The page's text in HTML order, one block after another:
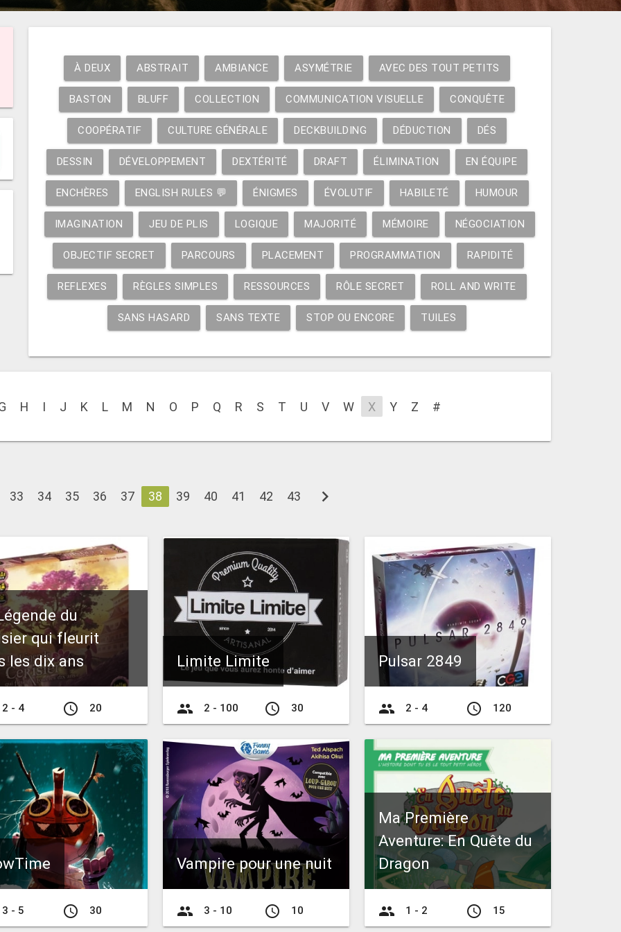
À DEUX ABSTRAIT AMBIANCE ASYMÉTRIE AVEC DES TOUT PETITS
BASTON BLUFF COLLECTION COMMUNICATION VISUELLE CONQUÊTE
COOPÉRATIF CULTURE GÉNÉRALE DECKBUILDING DÉDUCTION DÉS
DESSIN DÉVELOPPEMENT DEXTÉRITÉ DRAFT ÉLIMINATION EN ÉQUIPE
ENCHÈRES ENGLISH RULES 💬 ÉNIGMES ÉVOLUTIF HABILETÉ HUMOUR
IMAGINATION JEU DE PLIS LOGIQUE MAJORITÉ MÉMOIRE NÉGOCIATION
OBJECTIF SECRET PARCOURS PLACEMENT PROGRAMMATION RAPIDITÉ
REFLEXES RÈGLES SIMPLES RESSOURCES RÔLE SECRET ROLL AND WRITE
SANS HASARD SANS TEXTE STOP OU ENCORE TUILES
H I J K L M N O P Q R S T U V W X Y Z #
33 34 35 36 37 38 39 40 41 42 43 chevron_right
du
qui fleurit
les dix ans
2 - 4 access_time 20
Limite Limite
group 2 - 100 access_time 30
Pulsar 2849
group 2 - 4 access_time 120
3 - 5 access_time 30
Vampire pour une nuit
group 3 - 10 access_time 10
Ma Première
Aventure: En Quête du
Dragon
group 1 - 2 access_time 15